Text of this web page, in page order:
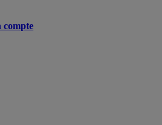
compte